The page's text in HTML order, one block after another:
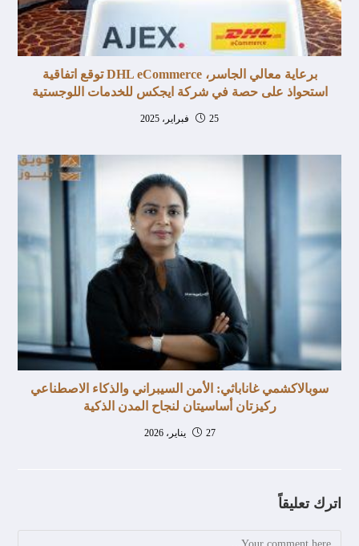
برعاية معالي الجاسر، DHL eCommerce توقع اتفاقية
استحواذ على حصة في شركة ايجكس للخدمات اللوجستية
25 فبراير، 2025
سوبالاكشمي غاناباثي: الأمن السيبراني والذكاء الاصطناعي
ركيزتان أساسيتان لنجاح المدن الذكية
27 يناير، 2026
اترك تعليقاً